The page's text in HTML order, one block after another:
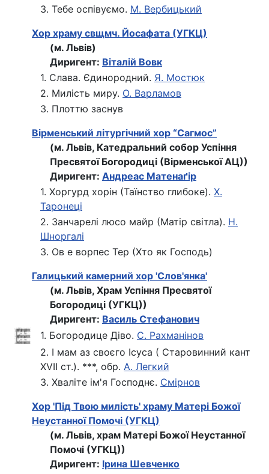
3. Тебе оспівуємо. М. Вербицький
Хор храму свщмч. Йосафата (УГКЦ)
(м. Львів)
Диригент: Віталій Вовк
1. Слава. Єдинородний. Я. Мостюк
2. Милість миру. О. Варламов
3. Плоттю заснув
Вірменський літургічний хор “Сагмос”
(м. Львів, Катедральний собор Успіння
Пресвятої Богородиці (Вірменської АЦ))
Диригент: Андреас Матенаґір
1. Хоргурд хорін (Таїнство глибоке). Х.
Таронеці
2. Занчарелі люсо майр (Матір світла). Н.
Шноргалі
3. Ов е ворпес Тер (Хто як Господь)
Галицький камерний хор 'Слов'янка'
(м. Львів, Храм Успіння Пресвятої
Богородиці (УГКЦ))
Диригент: Василь Стефанович
1. Богородице Діво. С. Рахманінов
2. І мам аз своєго Ісуса ( Старовинний кант
XVII ст.). ***, обр. А. Легкий
3. Хваліте ім'я Господнє. Смірнов
Хор 'Під Твою милість' храму Матері Божої
Неустанної Помочі (УГКЦ)
(м. Львів, храм Матері Божої Неустанної
Помочі (УГКЦ))
Диригент: Ірина Шевченко